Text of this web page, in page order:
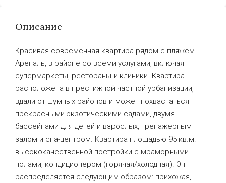
Описание
Красивая современная квартира рядом с пляжем
Ареналь, в районе со всеми услугами, включая
супермаркеты, рестораны и клиники. Квартира
расположена в престижной частной урбанизации,
вдали от шумных районов и может похвастаться
прекрасными экзотическими садами, двумя
бассейнами для детей и взрослых, тренажерным
залом и спа-центром. Квартира площадью 95 кв.м.
высококачественной постройки с мраморными
полами, кондиционером (горячая/холодная). Он
распределяется следующим образом: прихожая,